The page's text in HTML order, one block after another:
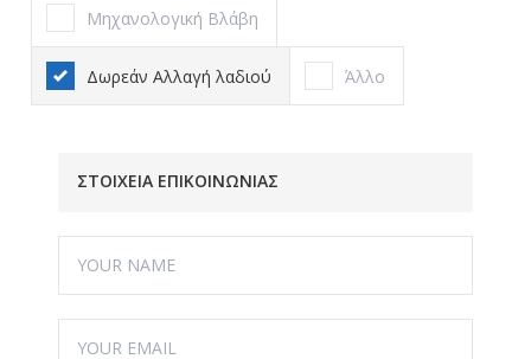
Μηχανολογική Βλάβη
Δωρεάν Αλλαγή λαδιού Άλλο
ΣΤΟΙΧΕΙΑ ΕΠΙΚΟΙΝΩΝΙΑΣ